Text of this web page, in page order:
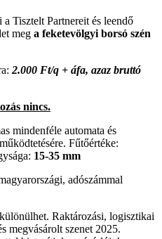
Tisztelt Partnereit és leendő
meg a feketevölgyi borsó szén
2.000 Ft/q + áfa, azaz bruttó
nincs.
mindenféle automata és
Fűtőértéke:
15-35 mm
adószámmal
Raktározási, logisztikai
megvásárolt szenet 2025.